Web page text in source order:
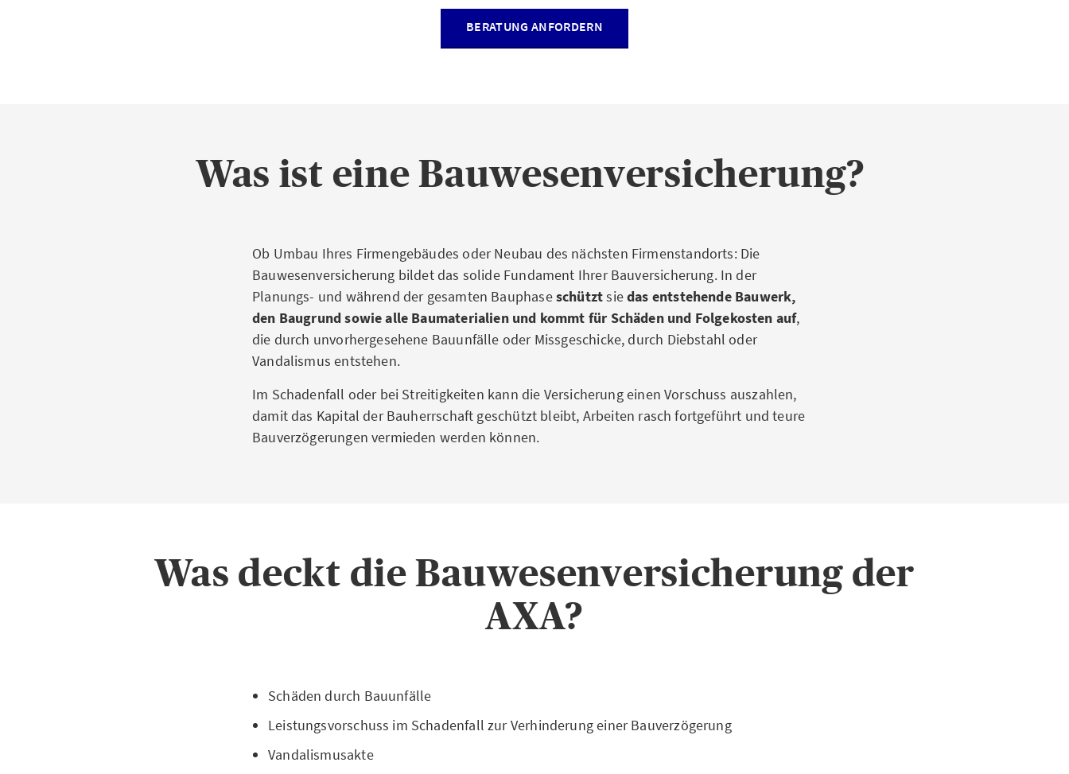
BERATUNG ANFORDERN
Was ist eine Bauwesenversicherung?
Ob Umbau Ihres Firmengebäudes oder Neubau des nächsten Firmenstandorts: Die
Bauwesenversicherung bildet das solide Fundament Ihrer Bauversicherung. In der
Planungs- und während der gesamten Bauphaseschütztsiedas entstehende Bauwerk,
den Baugrund sowie alle Baumaterialien und kommt für Schäden und Folgekosten auf,
die durch unvorhergesehene Bauunfälle oder Missgeschicke, durch Diebstahl oder
Vandalismus entstehen.
Im Schadenfall oder bei Streitigkeiten kann die Versicherung einen Vorschuss auszahlen,
damit das Kapital der Bauherrschaft geschützt bleibt, Arbeiten rasch fortgeführt und teure
Bauverzögerungen vermieden werden können.
Was deckt die Bauwesenversicherung der
AXA?
Schäden durch Bauunfälle
Leistungsvorschuss im Schadenfall zur Verhinderung einer Bauverzögerung
Vandalismusakte